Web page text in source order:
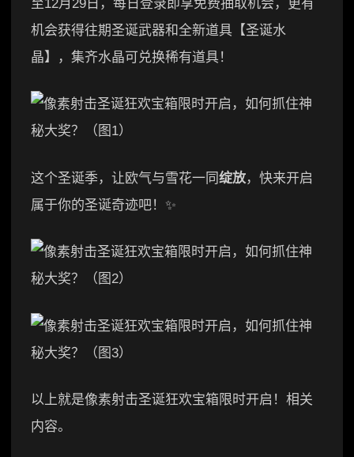
至12月29日，每日登录即享免费抽取机会，更有
机会获得往期圣诞武器和全新道具【圣诞水
晶】，集齐水晶可兑换稀有道具！
这个圣诞季，让欧气与雪花一同绽放，快来开启
属于你的圣诞奇迹吧！✨
以上就是像素射击圣诞狂欢宝箱限时开启！相关
内容。